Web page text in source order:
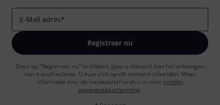
E-Mail adres*
Registreer nu
Door op "Registreer nu" te klikken, gaat u akkoord met het ontvangen
van e-mailreclame. U kunt zich op elk moment afmelden. Meer
informatie over de nieuwsbrief vindt u in onze richtlijn
gegevensbescherming.